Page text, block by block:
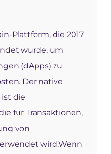
Plattform, die 2017
wurde, um
(dApps) zu
Der native
ist die
für Transaktionen,
von
wird.Wenn